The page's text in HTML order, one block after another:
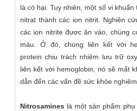
là có hại. Tuy nhiên, một số vi
nitrat thành các ion nitrit. Nghiên
các ion nitrite được ăn vào, chúng
máu. Ở đó, chúng liên kết với
protein chịu trách nhiệm lưu trữ
liên kết với hemoglobin, nó sẽ mất
dẫn đến các vấn đề sức khỏe nghiêm
Nitrosamines là một sản phẩm